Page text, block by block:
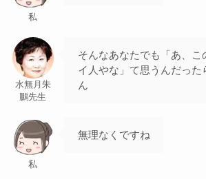
私
水無月朱
鵬先生
そんなあなたでも「あ、こ
イ人やな」て思うんだった
ん
私
無理なくですね